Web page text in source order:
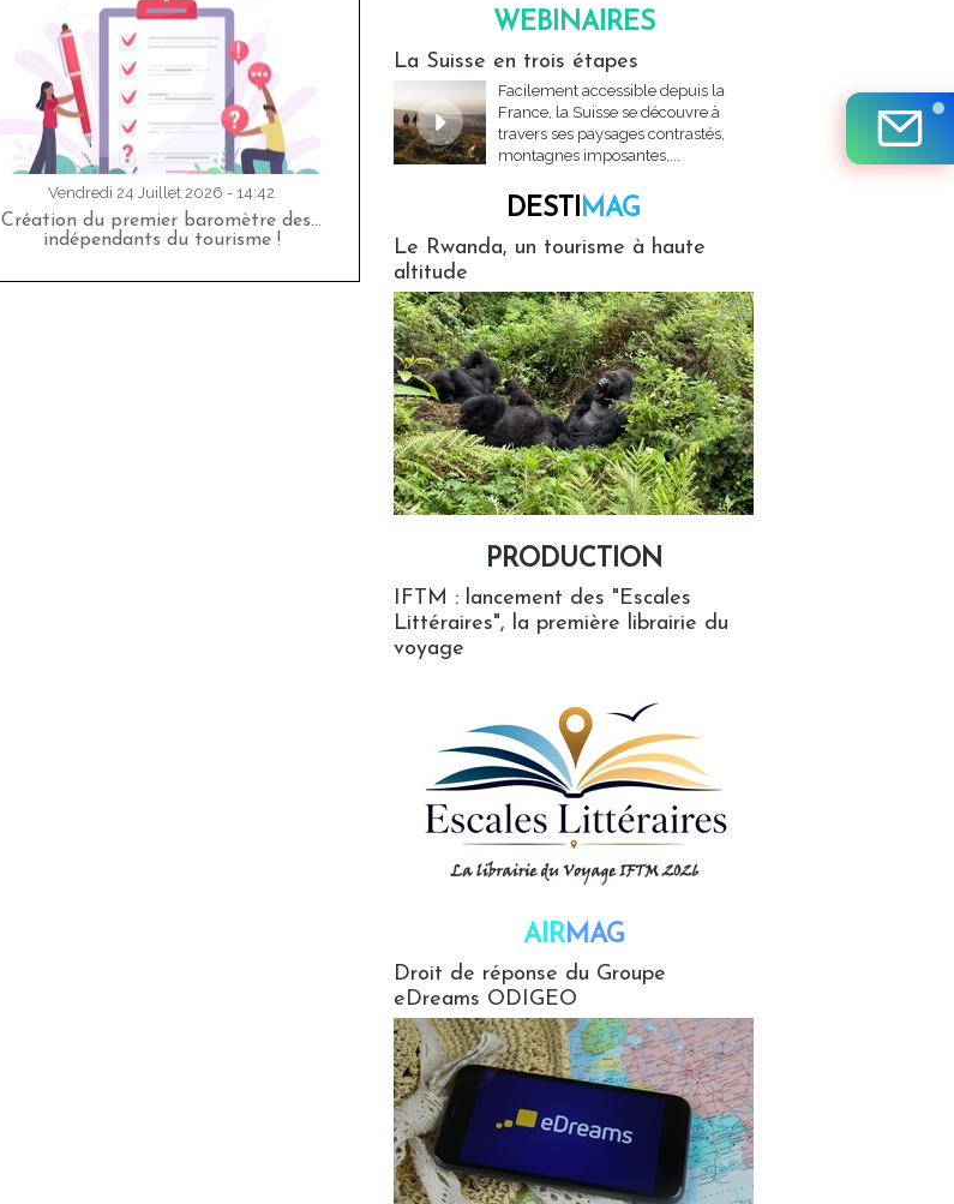
Vendredi 24 Juillet 2026 - 14:42
Création du premier baromètre des…
indépendants du tourisme !
WEBINAIRES
La Suisse en trois étapes
Facilement accessible depuis la
France, la Suisse se découvre à
travers ses paysages contrastés,
montagnes imposantes,...
DESTIMAG
Le Rwanda, un tourisme à haute
altitude
PRODUCTION
IFTM : lancement des "Escales
Littéraires", la première librairie du
voyage
AIRMAG
Droit de réponse du Groupe
eDreams ODIGEO